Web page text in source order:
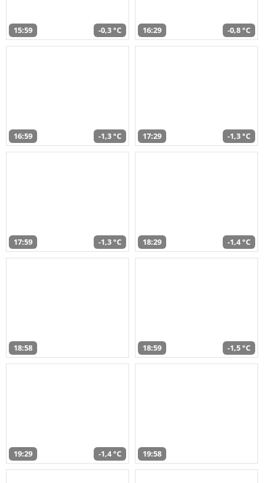
15:59 -0,3 °C 16:29 -0,8 °C
16:59 -1,3 °C 17:29 -1,3 °C
17:59 -1,3 °C 18:29 -1,4 °C
18:58 18:59 -1,5 °C
19:29 -1,4 °C 19:58